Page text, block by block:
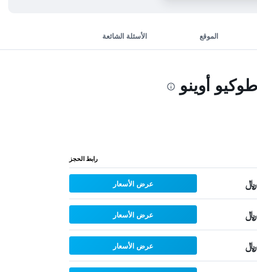
الموقع الأسئلة الشائعة
أوينو
رابط الحجز
عرض الأسعار
عرض الأسعار
عرض الأسعار